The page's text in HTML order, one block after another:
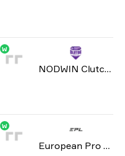
W
NODWIN Clutch Series: Season 3 2025
W
European Pro League: Series 3 2025